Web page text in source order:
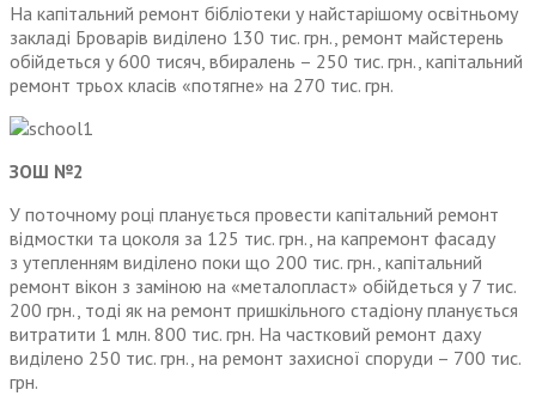
На капітальний ремонт бібліотеки у найстарішому освітньому
закладі Броварів виділено 130 тис. грн., ремонт майстерень
обійдеться у 600 тисяч, вбиралень – 250 тис. грн., капітальний
ремонт трьох класів «потягне» на 270 тис. грн.
ЗОШ №2
У поточному році планується провести капітальний ремонт
відмостки та цоколя за 125 тис. грн., на капремонт фасаду
з утепленням виділено поки що 200 тис. грн., капітальний
ремонт вікон з заміною на «металопласт» обійдеться у 7 тис.
200 грн., тоді як на ремонт пришкільного стадіону планується
витратити 1 млн. 800 тис. грн. На частковий ремонт даху
виділено 250 тис. грн., на ремонт захисної споруди – 700 тис.
грн.